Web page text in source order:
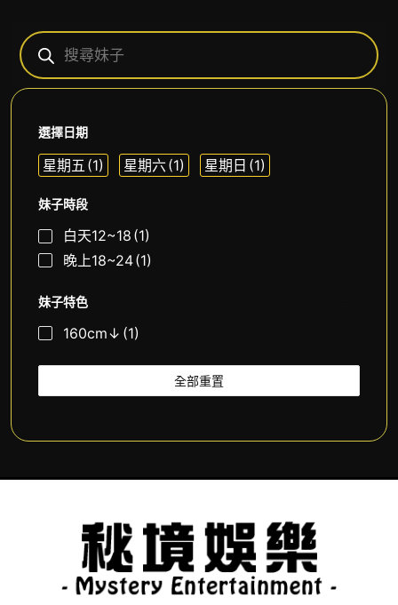
選擇日期
星期五 (1) 星期六(1) 星期日 (1)
妹子時段
白天12~18 (1)
晚上18~24(1)
妹子特色
160cm↓ (1)
全部重置